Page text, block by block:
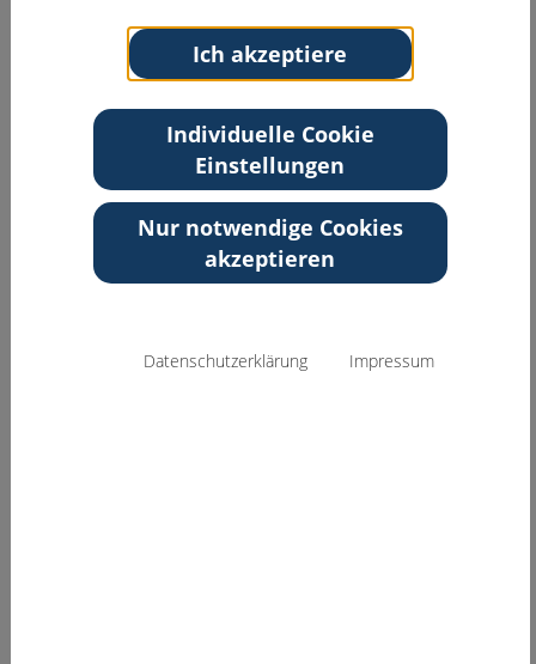
Ich akzeptiere
Individuelle Cookie
Einstellungen
Nur notwendige Cookies
akzeptieren
Datenschutzerklärung Impressum
88339 Bad Waldsee
Fax: 07524-941275
Email:
therme.de
http://www.rehakliniken-
waldsee.de
Zurück zur Übersicht